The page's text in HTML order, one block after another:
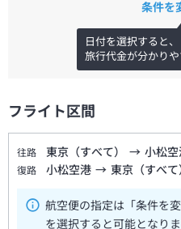
条件を
日付を選択すると、
旅行代金が分かりや
フライト区間
往路 東京（すべて） → 小松空
復路 小松空港 → 東京（すべて
航空便の指定は「条件を
を選択すると可能となり